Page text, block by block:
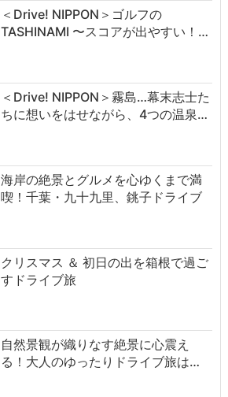
＜Drive! NIPPON＞ゴルフの
TASHINAMI 〜スコアが出やすい！…
＜Drive! NIPPON＞霧島…幕末志士た
ちに想いをはせながら、4つの温泉…
海岸の絶景とグルメを心ゆくまで満
喫！千葉・九十九里、銚子ドライブ
クリスマス ＆ 初日の出を箱根で過ご
すドライブ旅
自然景観が織りなす絶景に心震え
る！大人のゆったりドライブ旅は…